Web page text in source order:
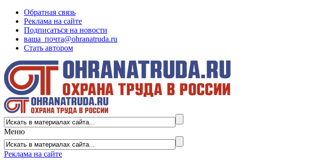
Обратная связь
Реклама на сайте
Подписаться на новости
ваша_почта@ohranatruda.ru
Стать автором
Меню
Реклама на сайте